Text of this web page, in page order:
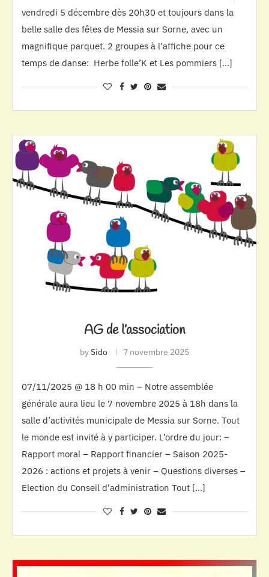
vendredi 5 décembre dès 20h30 et toujours dans la
belle salle des fêtes de Messia sur Sorne, avec un
magnifique parquet. 2 groupes à l’affiche pour ce
temps de danse: Herbe folle’K et Les pommiers […]
AG de l’association
bySido 7 novembre 2025
07/11/2025 @ 18 h 00 min – Notre assemblée
générale aura lieu le 7 novembre 2025 à 18h dans la
salle d’activités municipale de Messia sur Sorne. Tout
le monde est invité à y participer. L’ordre du jour: –
Rapport moral – Rapport financier – Saison 2025-
2026 : actions et projets à venir – Questions diverses –
Election du Conseil d’administration Tout […]